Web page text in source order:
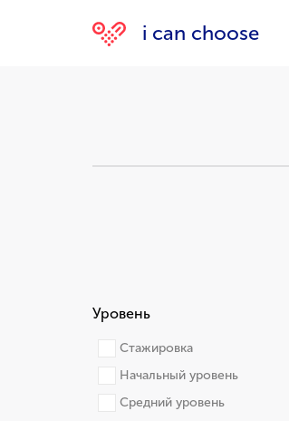
i can choose
Уровень
Стажировка
Начальный уровень
Средний уровень